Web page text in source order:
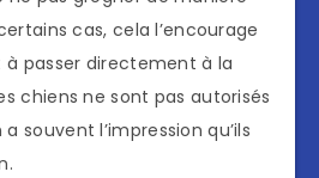
cas, cela l’encourage
passer directement à la
chiens ne sont pas autorisés
souvent l’impression qu’ils